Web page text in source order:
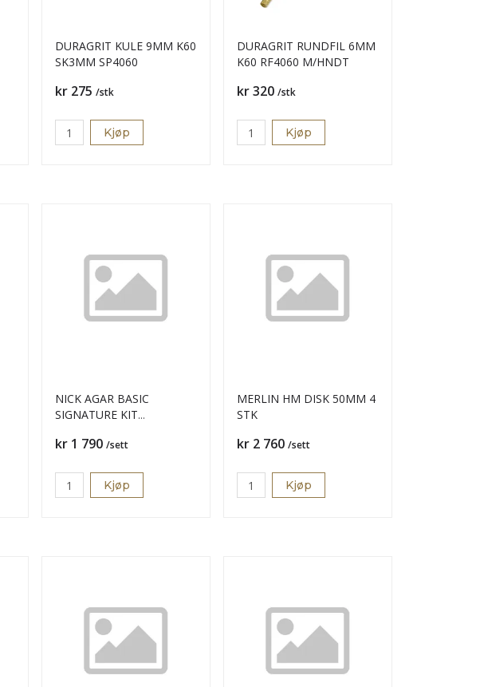
DURAGRIT KULE 9MM K60
SK3MM SP4060
Pris
kr 275 /stk
Kjøp
DURAGRIT RUNDFIL 6MM
K60 RF4060 M/HNDT
Pris
kr 320 /stk
Kjøp
NICK AGAR BASIC
SIGNATURE KIT
Pris
kr 1 790 /sett
Kjøp
MERLIN HM DISK 50MM 4
STK
Pris
kr 2 760 /sett
Kjøp